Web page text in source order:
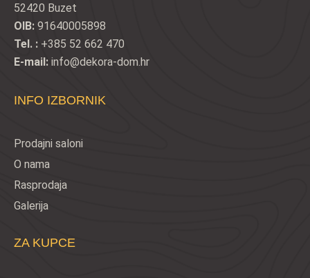
52420 Buzet
OIB: 91640005898
Tel. : +385 52 662 470
E-mail: info@dekora-dom.hr
INFO IZBORNIK
Prodajni saloni
O nama
Rasprodaja
Galerija
ZA KUPCE